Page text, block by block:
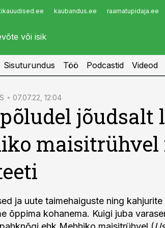
kaubandus.ee raamatupidaja.ee
Infopank
Sisuturundus Töö Podcastid Videod
07.07.22, 12:04
jõudsalt
maisitrühvel
ja uute taimehaiguste ning
õppima kohanema. Kuigi juba